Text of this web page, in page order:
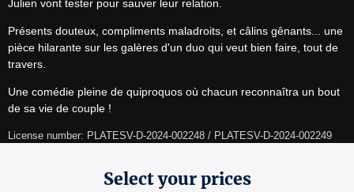
Julien vont tester pour sauver leur relation.
Présents douteux, compliments maladroits, et câlins gênants... une
pièce hilarante sur les galères d'un duo qui veut bien faire, tout de
travers.
Une comédie pleine de quiproquos où chacun reconnaîtra un bout
de sa vie de couple !
License number: PLATESV-D-2024-002248 / PLATESV-D-2024-002249
Select your prices